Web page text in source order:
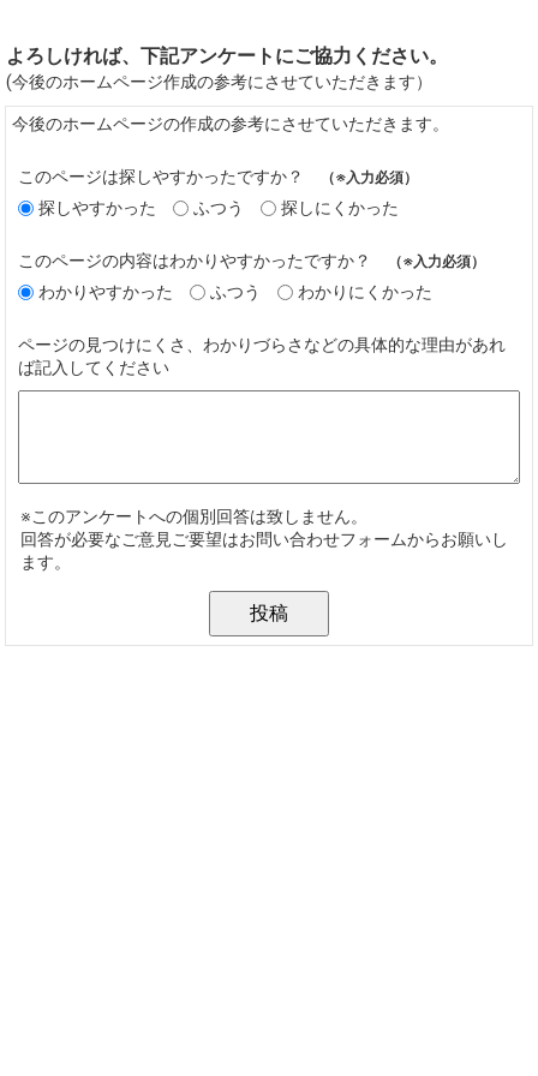
よろしければ、下記アンケートにご協力ください。
(今後のホームページ作成の参考にさせていただきます）
今後のホームページの作成の参考にさせていただきます。
このページは探しやすかったですか？ （※入力必須）
探しやすかった ふつう 探しにくかった
このページの内容はわかりやすかったですか？ （※入力必須）
わかりやすかった ふつう わかりにくかった
ページの見つけにくさ、わかりづらさなどの具体的な理由があれ
ば記入してください
※このアンケートへの個別回答は致しません。
回答が必要なご意見ご要望はお問い合わせフォームからお願いし
ます。